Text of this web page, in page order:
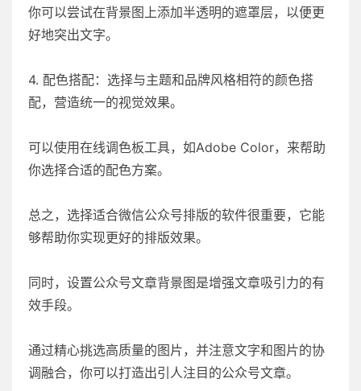
你可以尝试在背景图上添加半透明的遮罩层，以便更
好地突出文字。
4. 配色搭配：选择与主题和品牌风格相符的颜色搭
配，营造统一的视觉效果。
可以使用在线调色板工具，如Adobe Color，来帮助
你选择合适的配色方案。
总之，选择适合微信公众号排版的软件很重要，它能
够帮助你实现更好的排版效果。
同时，设置公众号文章背景图是增强文章吸引力的有
效手段。
通过精心挑选高质量的图片，并注意文字和图片的协
调融合，你可以打造出引人注目的公众号文章。